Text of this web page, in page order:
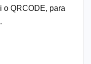
o QRCODE, para